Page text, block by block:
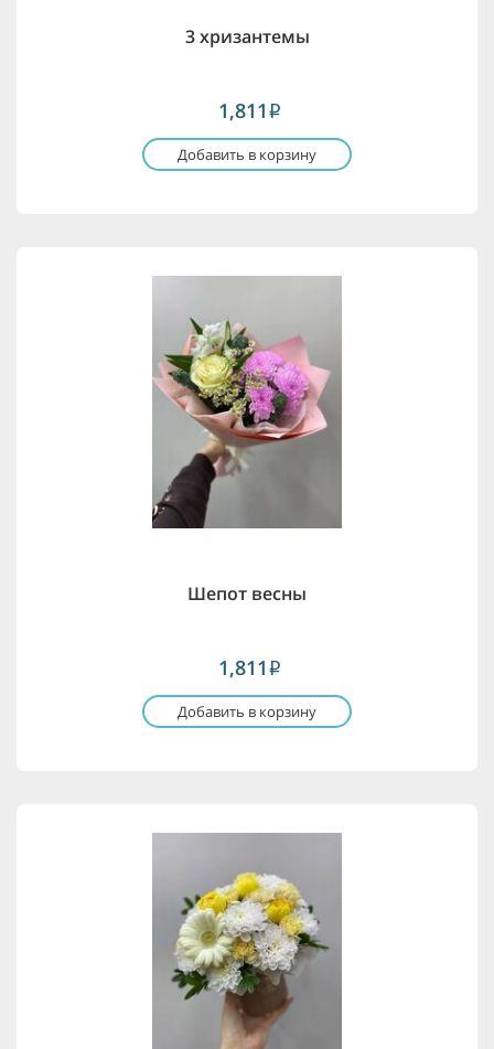
3 хризантемы
1,811 i
Добавить в корзину
Шепот весны
1,811 i
Добавить в корзину